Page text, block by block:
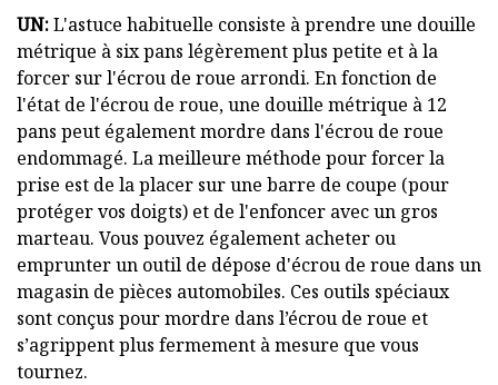
UN:L'astuce habituelle consiste à prendre une douille
métrique à six pans légèrement plus petite et à la
forcer sur l'écrou de roue arrondi. En fonction de
l'état de l'écrou de roue, une douille métrique à 12
pans peut également mordre dans l'écrou de roue
endommagé. La meilleure méthode pour forcer la
prise est de la placer sur une barre de coupe (pour
protéger vos doigts) et de l'enfoncer avec un gros
marteau. Vous pouvez également acheter ou
emprunter un outil de dépose d'écrou de roue dans un
magasin de pièces automobiles. Ces outils spéciaux
sont conçus pour mordre dans l’écrou de roue et
s’agrippent plus fermement à mesure que vous
tournez.